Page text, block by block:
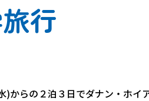
行
からの２泊３日でダナン・ホイ